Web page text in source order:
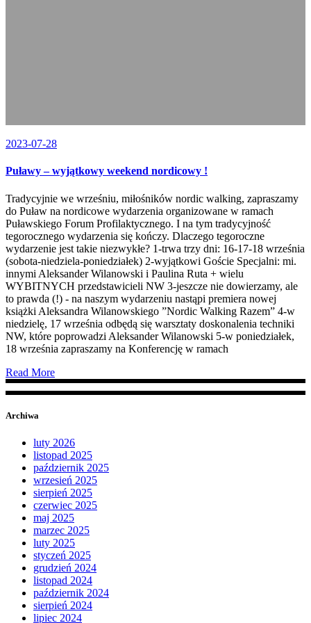
2023-07-28
Puławy – wyjątkowy weekend nordicowy !
Tradycyjnie we wrześniu, miłośników nordic walking, zapraszamy
do Puław na nordicowe wydarzenia organizowane w ramach
Puławskiego Forum Profilaktycznego. I na tym tradycyjność
tegorocznego wydarzenia się kończy. Dlaczego tegoroczne
wydarzenie jest takie niezwykłe? 1-trwa trzy dni: 16-17-18 września
(sobota-niedziela-poniedziałek) 2-wyjątkowi Goście Specjalni: mi.
innymi Aleksander Wilanowski i Paulina Ruta + wielu
WYBITNYCH przedstawicieli NW 3-jeszcze nie dowierzamy, ale
to prawda (!) - na naszym wydarzeniu nastąpi premiera nowej
książki Aleksandra Wilanowskiego ”Nordic Walking Razem” 4-w
niedzielę, 17 września odbędą się warsztaty doskonalenia techniki
NW, które poprowadzi Aleksander Wilanowski 5-w poniedziałek,
18 września zapraszamy na Konferencję w ramach
Read More
Archiwa
luty 2026
listopad 2025
październik 2025
wrzesień 2025
sierpień 2025
czerwiec 2025
maj 2025
marzec 2025
luty 2025
styczeń 2025
grudzień 2024
listopad 2024
październik 2024
sierpień 2024
lipiec 2024